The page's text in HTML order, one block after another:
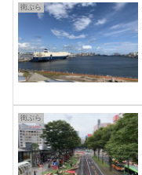
街ぶら
街ぶら